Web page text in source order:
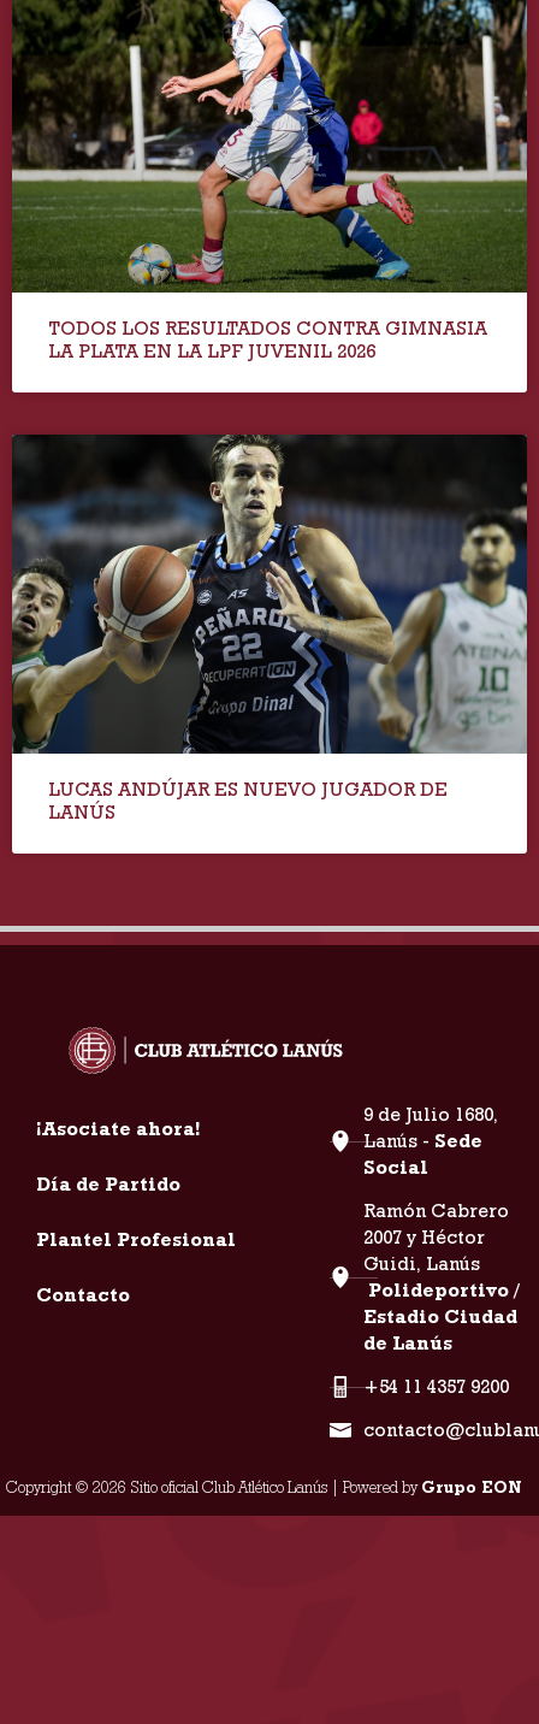
TODOS LOS RESULTADOS CONTRA GIMNASIA
LA PLATA EN LA LPF JUVENIL 2026
LUCAS ANDÚJAR ES NUEVO JUGADOR DE
LANÚS
¡Asociate ahora!
Día de Partido
Plantel Profesional
Contacto
9 de Julio 1680,
Lanús - Sede
Social
Ramón Cabrero
2007 y Héctor
Guidi, Lanús
Polideportivo /
Estadio Ciudad
de Lanús
+54 11 4357 9200
Copyright © 2026 Sitio oficial Club Atlético Lanús | Powered byGrupo EON